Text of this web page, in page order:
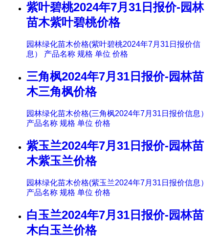
紫叶碧桃2024年7月31日报价-园林
苗木紫叶碧桃价格
园林绿化苗木价格(紫叶碧桃2024年7月31日报价信
息） 产品名称 规格 单位 价格
三角枫2024年7月31日报价-园林苗
木三角枫价格
园林绿化苗木价格(三角枫2024年7月31日报价信息）
产品名称 规格 单位 价格
紫玉兰2024年7月31日报价-园林苗
木紫玉兰价格
园林绿化苗木价格(紫玉兰2024年7月31日报价信息）
产品名称 规格 单位 价格
白玉兰2024年7月31日报价-园林苗
木白玉兰价格